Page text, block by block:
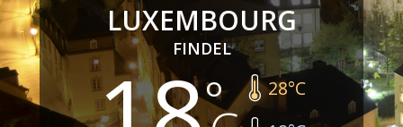
LUXEMBOURG
FINDEL
28°C